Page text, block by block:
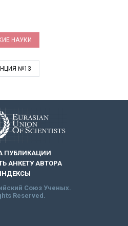
НАУКИ
№13
ПУБЛИКАЦИИ
АНКЕТУ АВТОРА
Союз Ученых.
Reserved.